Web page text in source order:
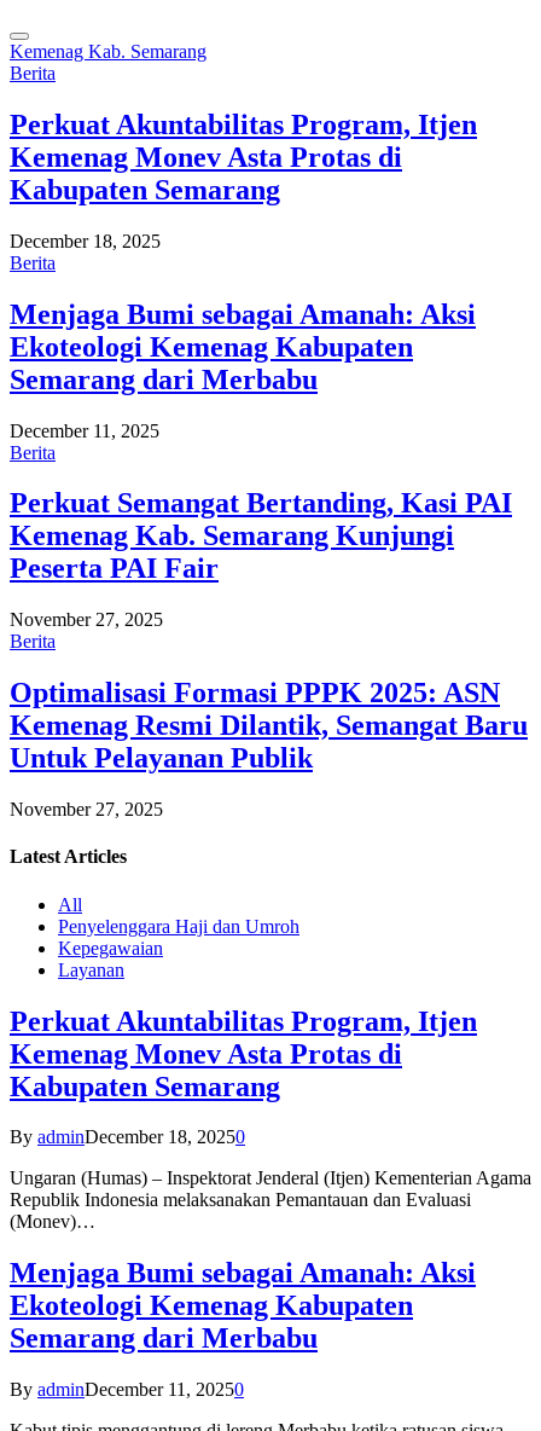
Kemenag Kab. Semarang
Berita
Perkuat Akuntabilitas Program, Itjen
Kemenag Monev Asta Protas di
Kabupaten Semarang
December 18, 2025
Berita
Menjaga Bumi sebagai Amanah: Aksi
Ekoteologi Kemenag Kabupaten
Semarang dari Merbabu
December 11, 2025
Berita
Perkuat Semangat Bertanding, Kasi PAI
Kemenag Kab. Semarang Kunjungi
Peserta PAI Fair
November 27, 2025
Berita
Optimalisasi Formasi PPPK 2025: ASN
Kemenag Resmi Dilantik, Semangat Baru
Untuk Pelayanan Publik
November 27, 2025
Latest Articles
All
Penyelenggara Haji dan Umroh
Kepegawaian
Layanan
Perkuat Akuntabilitas Program, Itjen
Kemenag Monev Asta Protas di
Kabupaten Semarang
By adminDecember 18, 20250
Ungaran (Humas) – Inspektorat Jenderal (Itjen) Kementerian Agama
Republik Indonesia melaksanakan Pemantauan dan Evaluasi
(Monev)…
Menjaga Bumi sebagai Amanah: Aksi
Ekoteologi Kemenag Kabupaten
Semarang dari Merbabu
By adminDecember 11, 20250